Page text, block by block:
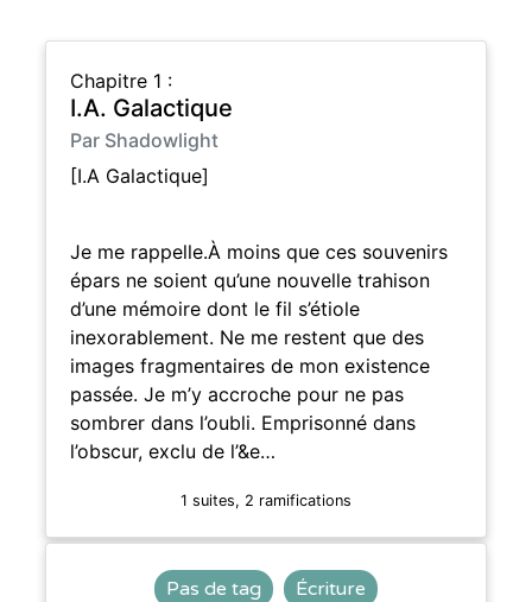
Chapitre 1 :
I.A. Galactique
Par Shadowlight
[I.A Galactique]
Je me rappelle.À moins que ces souvenirs
épars ne soient qu’une nouvelle trahison
d’une mémoire dont le fil s’étiole
inexorablement. Ne me restent que des
images fragmentaires de mon existence
passée. Je m’y accroche pour ne pas
sombrer dans l’oubli. Emprisonné dans
l’obscur, exclu de l’&e…
1 suites, 2 ramifications
Pas de tag
Écriture